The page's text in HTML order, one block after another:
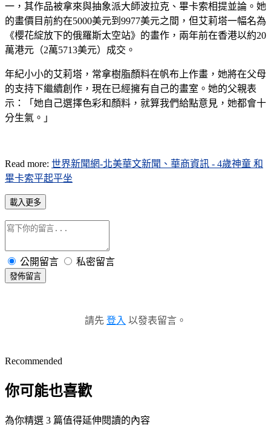
一，其作品被拿來與抽象派大師波拉克、畢卡索相提並論。她
的畫價目前約在5000美元到9977美元之間，但艾莉塔一幅名為
《櫻花綻放下的俄羅斯太空站》的畫作，兩年前在香港以約20
萬港元（2萬5713美元）成交。
年紀小小的艾莉塔，常拿樹脂顏料在帆布上作畫，她將在父母
的支持下繼續創作，現在已經擁有自己的畫室。她的父親表
示：「她自己選擇色彩和顏料，就算我們給點意見，她都會十
分生氣。」
Read more: 世界新聞網-北美華文新聞、華商資訊 - 4歲神童 和
畢卡索平起平坐
載入更多
公開留言 私密留言
發佈留言
請先 登入 以發表留言。
Recommended
你可能也喜歡
為你精選 3 篇值得延伸閱讀的內容